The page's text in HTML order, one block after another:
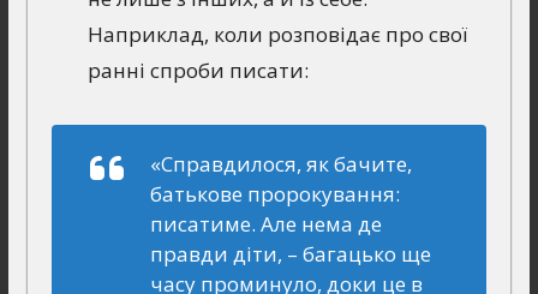
Наприклад, коли розповідає про свої
ранні спроби писати:
«Справдилося, як бачите,
батькове пророкування:
писатиме. Але нема де
правди діти, – багацько ще
часу проминуло, доки це в